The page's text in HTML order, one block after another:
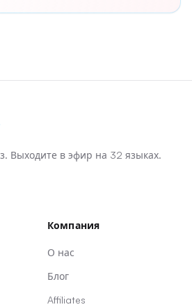
Выходите в эфир на 32 языках.
Компания
О нас
Блог
Affiliates